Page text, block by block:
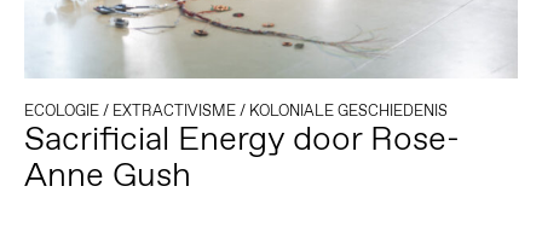
ECOLOGIE/ EXTRACTIVISME/ KOLONIALE GESCHIEDENIS
Sacrificial Energy door Rose-
Anne Gush